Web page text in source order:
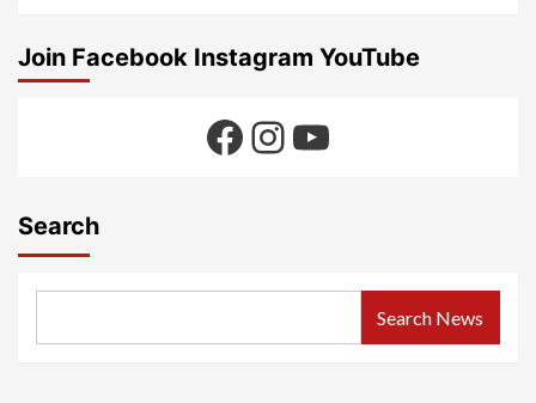
Join Facebook Instagram YouTube
Facebook
Instagram
YouTube
Search
Search News